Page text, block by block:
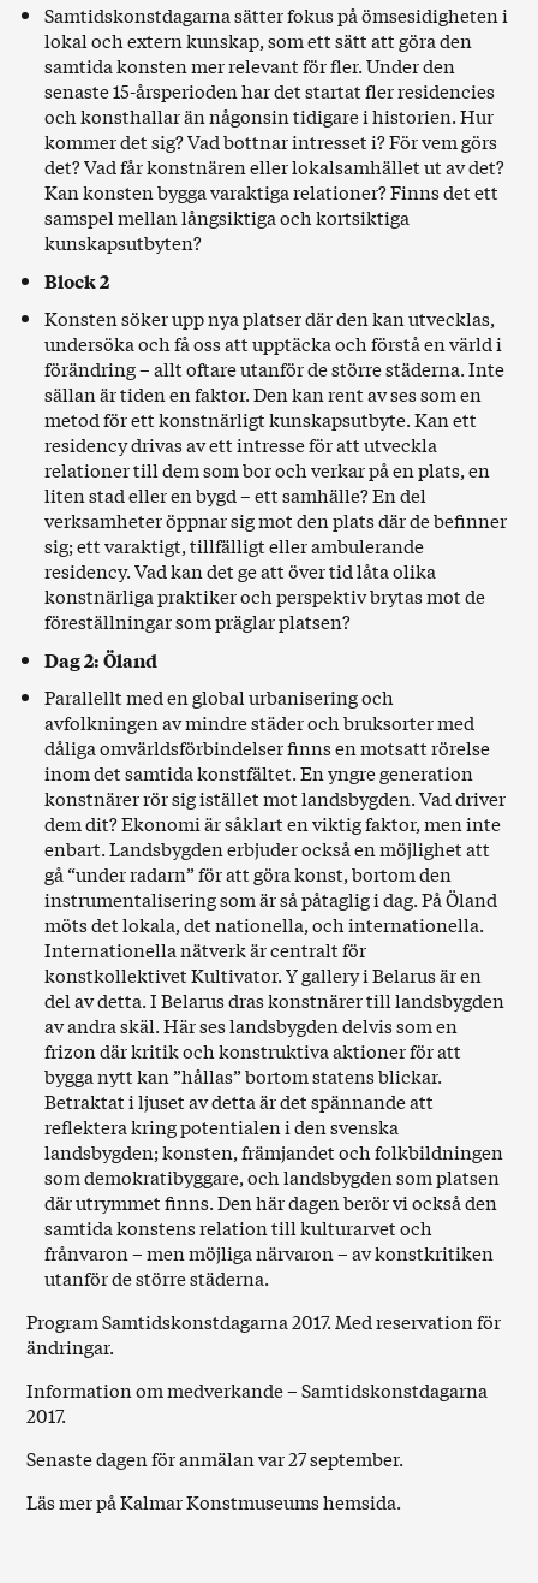
Samtidskonstdagarna sätter fokus på ömsesidigheten i
lokal och extern kunskap, som ett sätt att göra den
samtida konsten mer relevant för fler. Under den
senaste 15-årsperioden har det startat fler residencies
och konsthallar än någonsin tidigare i historien. Hur
kommer det sig? Vad bottnar intresset i? För vem görs
det? Vad får konstnären eller lokalsamhället ut av det?
Kan konsten bygga varaktiga relationer? Finns det ett
samspel mellan långsiktiga och kortsiktiga
kunskapsutbyten?
Block 2
Konsten söker upp nya platser där den kan utvecklas,
undersöka och få oss att upptäcka och förstå en värld i
förändring – allt oftare utanför de större städerna. Inte
sällan är tiden en faktor. Den kan rent av ses som en
metod för ett konstnärligt kunskapsutbyte. Kan ett
residency drivas av ett intresse för att utveckla
relationer till dem som bor och verkar på en plats, en
liten stad eller en bygd – ett samhälle? En del
verksamheter öppnar sig mot den plats där de befinner
sig; ett varaktigt, tillfälligt eller ambulerande
residency. Vad kan det ge att över tid låta olika
konstnärliga praktiker och perspektiv brytas mot de
föreställningar som präglar platsen?
Dag 2: Öland
Parallellt med en global urbanisering och
avfolkningen av mindre städer och bruksorter med
dåliga omvärldsförbindelser finns en motsatt rörelse
inom det samtida konstfältet. En yngre generation
konstnärer rör sig istället mot landsbygden. Vad driver
dem dit? Ekonomi är såklart en viktig faktor, men inte
enbart. Landsbygden erbjuder också en möjlighet att
gå “under radarn” för att göra konst, bortom den
instrumentalisering som är så påtaglig i dag. På Öland
möts det lokala, det nationella, och internationella.
Internationella nätverk är centralt för
konstkollektivet Kultivator. Y gallery i Belarus är en
del av detta. I Belarus dras konstnärer till landsbygden
av andra skäl. Här ses landsbygden delvis som en
frizon där kritik och konstruktiva aktioner för att
bygga nytt kan ”hållas” bortom statens blickar.
Betraktat i ljuset av detta är det spännande att
reflektera kring potentialen i den svenska
landsbygden; konsten, främjandet och folkbildningen
som demokratibyggare, och landsbygden som platsen
där utrymmet finns. Den här dagen berör vi också den
samtida konstens relation till kulturarvet och
frånvaron – men möjliga närvaron – av konstkritiken
utanför de större städerna.
Program Samtidskonstdagarna 2017. Med reservation för
ändringar.
Information om medverkande – Samtidskonstdagarna
2017.
Senaste dagen för anmälan var 27 september.
Läs mer påKalmar Konstmuseums hemsida.